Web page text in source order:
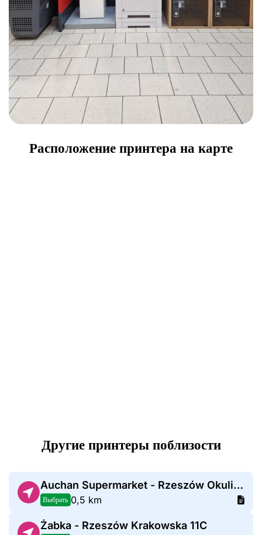
Расположение принтера на карте
Другие принтеры поблизости
Auchan Supermarket - Rzeszów Okulickiego
Выбрать 0,5 km
Żabka - Rzeszów Krakowska 11C